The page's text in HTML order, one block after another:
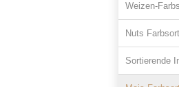
Weizen-
Nuts
Sortierende